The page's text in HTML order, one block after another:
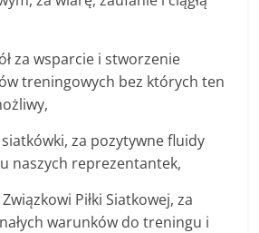
za wsparcie i stworzenie
treningowych bez których ten
za pozytywne fluidy
naszych reprezentantek,
Piłki Siatkowej, za
warunków do treningu i